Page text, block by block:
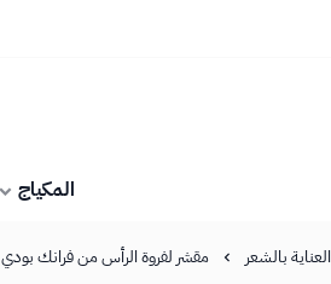
المكياج
العناية بالشعر مقشر لفروة الرأس من فرانك بودي